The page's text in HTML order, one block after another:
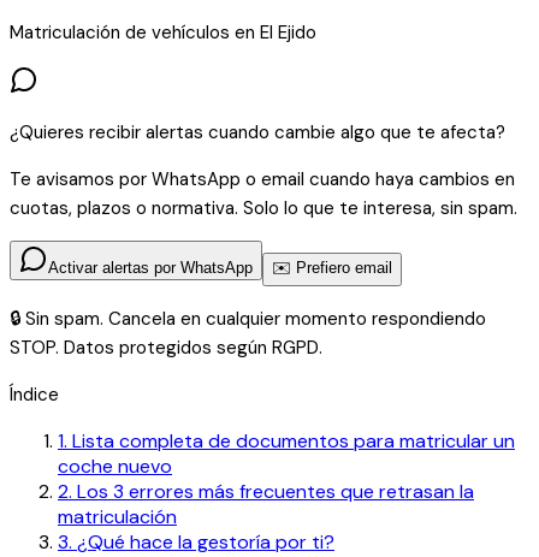
Matriculación de vehículos en El Ejido
¿Quieres recibir alertas cuando cambie algo que te afecta?
Te avisamos por WhatsApp o email cuando haya cambios en
cuotas, plazos o normativa. Solo lo que te interesa, sin spam.
Activar alertas por WhatsApp ✉️ Prefiero email
🔒 Sin spam. Cancela en cualquier momento respondiendo
STOP. Datos protegidos según RGPD.
Índice
1. Lista completa de documentos para matricular un
coche nuevo
2. Los 3 errores más frecuentes que retrasan la
matriculación
3. ¿Qué hace la gestoría por ti?